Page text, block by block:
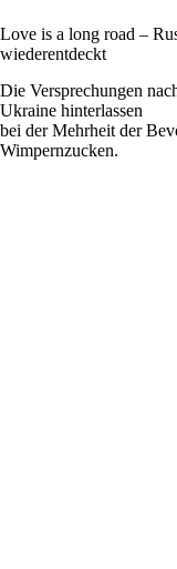
Love is a long road –
wiederentdeckt
Die Versprechungen
Ukraine hinterlassen
bei der Mehrheit der
Wimpernzucken.